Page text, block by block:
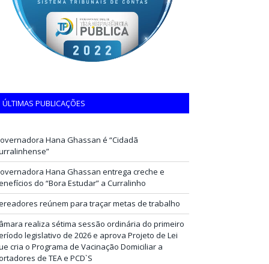
ÚLTIMAS PUBLICAÇÕES
Hana Ghassan é “Cidadã
Hana Ghassan entrega creche e
do “Bora Estudar” a Curralinho
reúnem para traçar metas de trabalho
realiza sétima sessão ordinária do primeiro
legislativo de 2026 e aprova Projeto de Lei
cria o Programa de Vacinação Domiciliar a
de TEA e PCD`S